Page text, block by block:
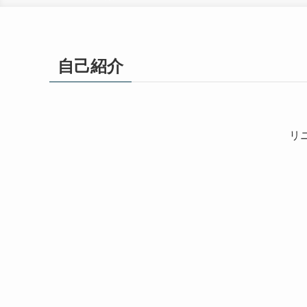
自己紹介
リ